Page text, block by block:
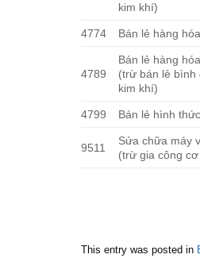
kim khí)
4774 Bán lẻ hàng
4789
Bán lẻ hàng
(trừ bán lẻ bình
kim khí)
4799 Bán lẻ hình
9511
Sửa chữa máy
(trừ gia công
This entry was posted in